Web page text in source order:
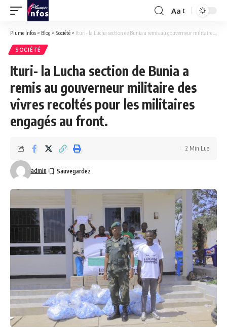
Font
Aa
Plume Infos > Blog > Société > Ituri- la Lucha section de Bunia a remis au gouverneur militaire des vivres recoltés pour les militaires engagés au front.
SOCIÉTÉ
Ituri- la Lucha section de Bunia a
remis au gouverneur militaire des
vivres recoltés pour les militaires
engagés au front.
admin
2 Min Lue